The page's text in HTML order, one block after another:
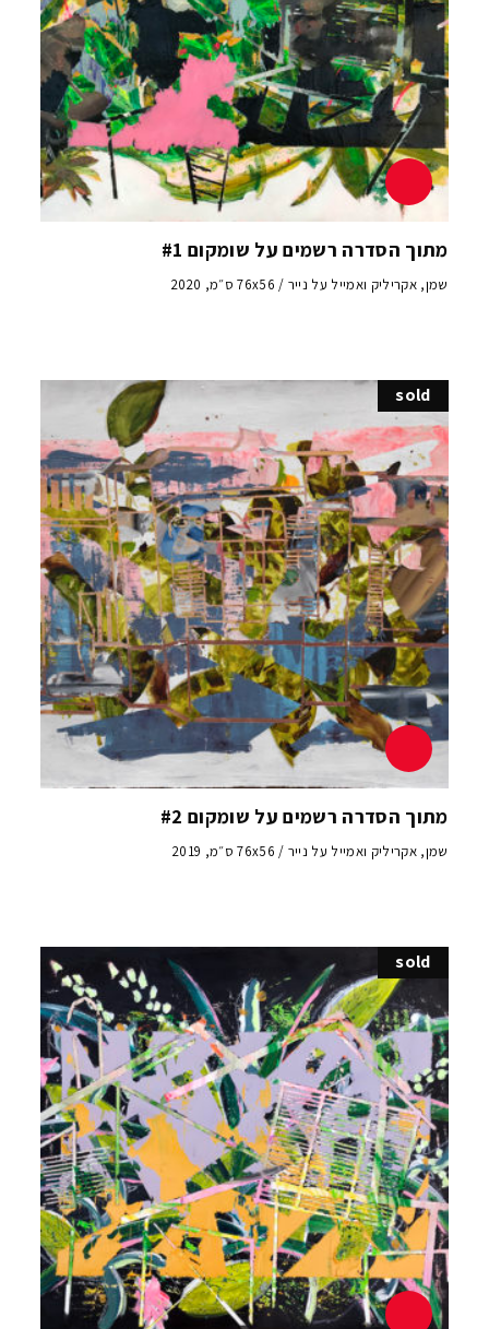
מתוך הסדרה רשמים על שומקום #1
שמן, אקריליק ואמייל על נייר / 76x56 ס״מ, 2020
sold
מתוך הסדרה רשמים על שומקום #2
שמן, אקריליק ואמייל על נייר / 76x56 ס״מ, 2019
sold